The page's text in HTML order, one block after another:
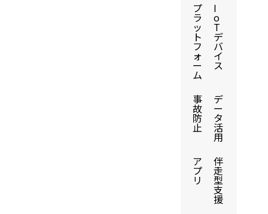
プ
ラ
ッ
ト
フ
ォ
ー
ム
I
o
T
デ
バ
イ
ス
事
故
防
止
デ
ー
タ
活
用
ア
プ
リ
伴
走
型
支
援